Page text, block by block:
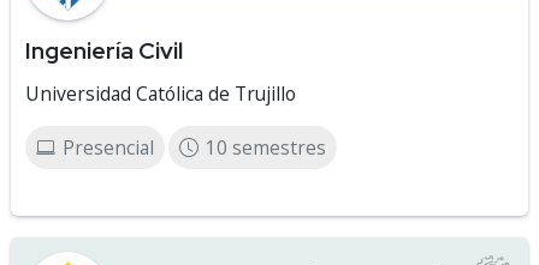
Ingeniería Civil
Universidad Católica de Trujillo
Presencial 10 semestres